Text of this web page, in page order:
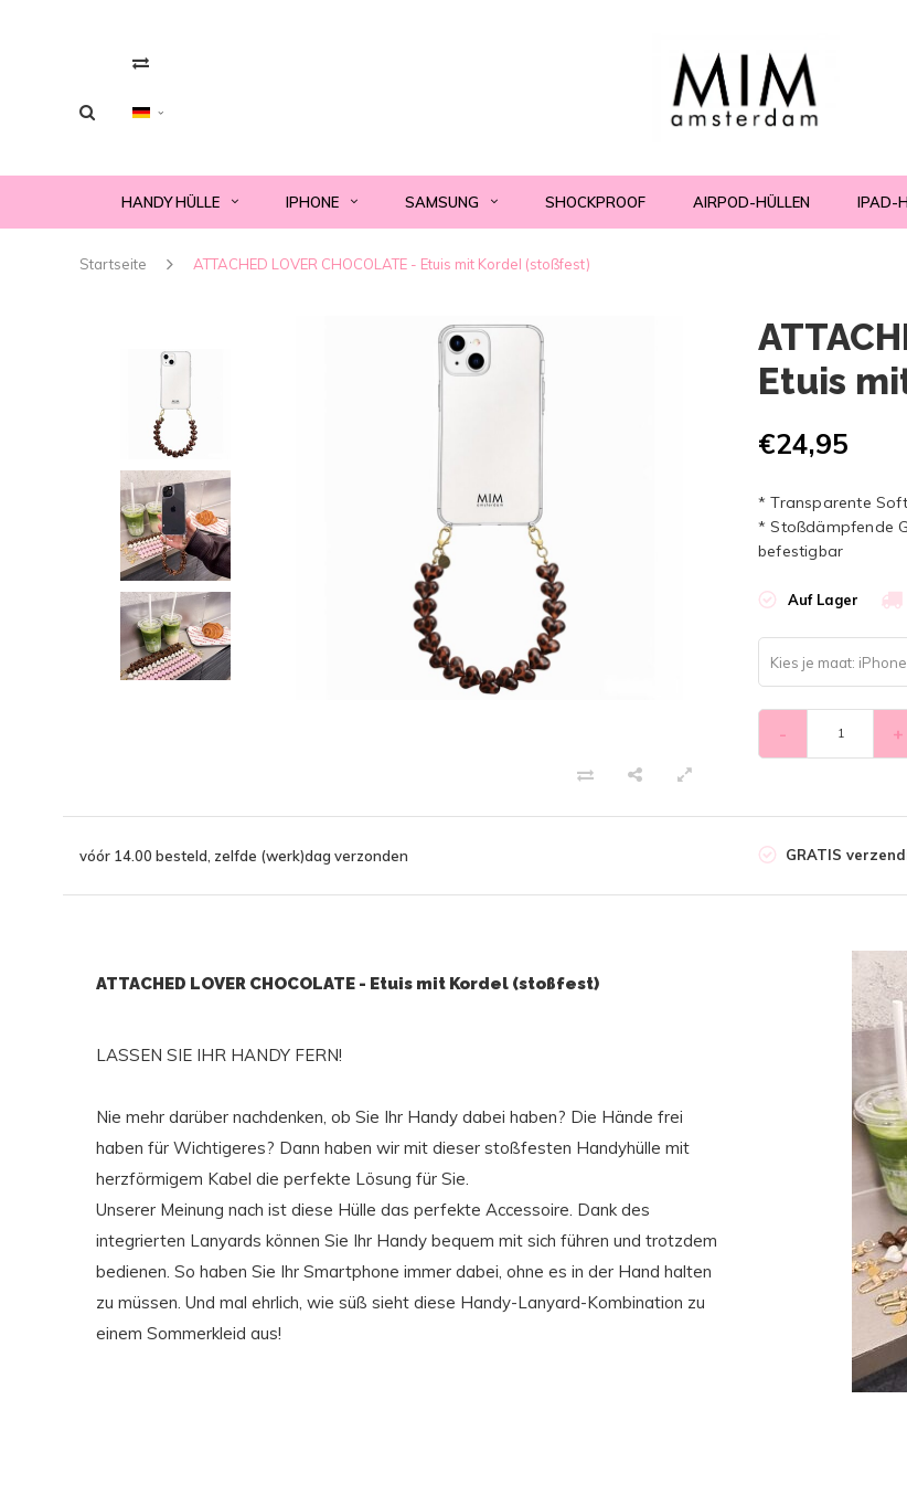
HANDY HÜLLE IPHONE SAMSUNG SHOCKPROOF AIRPOD-HÜLLEN IPAD-
Startseite ATTACHED LOVER CHOCOLATE - Etuis mit Kordel (stoßfest)
Etuis
€24,95
* Transparente
* Stoßdämpfende
befestigbar
Auf Lager
Kies je maat:
- +
vóór 14.00 besteld, zelfde (werk)dag verzonden GRATIS
ATTACHED LOVER CHOCOLATE - Etuis mit Kordel (stoßfest)
LASSEN SIE IHR HANDY FERN!
Nie mehr darüber nachdenken, ob Sie Ihr Handy dabei haben? Die Hände frei
haben für Wichtigeres? Dann haben wir mit dieser stoßfesten Handyhülle mit
herzförmigem Kabel die perfekte Lösung für Sie.
Unserer Meinung nach ist diese Hülle das perfekte Accessoire. Dank des
integrierten Lanyards können Sie Ihr Handy bequem mit sich führen und trotzdem
bedienen. So haben Sie Ihr Smartphone immer dabei, ohne es in der Hand halten
zu müssen. Und mal ehrlich, wie süß sieht diese Handy-Lanyard-Kombination zu
einem Sommerkleid aus!